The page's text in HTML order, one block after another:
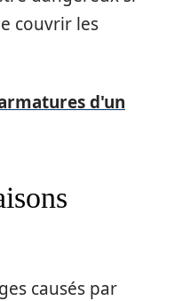
couvrir les
d'un
causés par